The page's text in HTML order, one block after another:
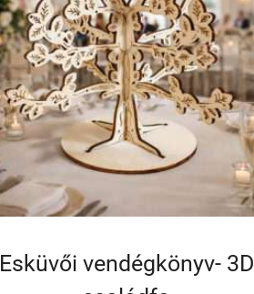
Esküvői vendégkönyv- 3D